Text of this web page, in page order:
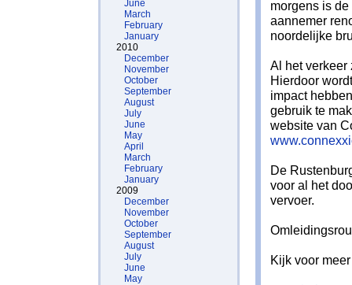
June
March
February
January
2010
December
November
October
September
August
July
June
May
April
March
February
January
2009
December
November
October
September
August
July
June
May
morgens is
aannemer
noordelijke
Al het
Hierdoor
impact
gebruik te
website van
De
voor al het
vervoer.
Kijk voor